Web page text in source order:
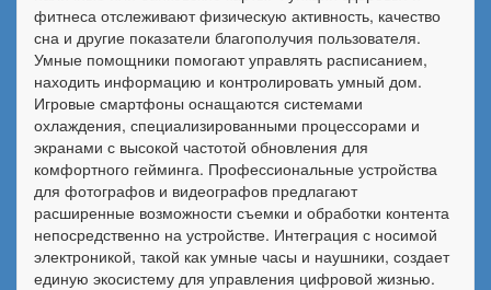
фитнеса отслеживают физическую активность, качество
сна и другие показатели благополучия пользователя.
Умные помощники помогают управлять расписанием,
находить информацию и контролировать умный дом.
Игровые смартфоны оснащаются системами
охлаждения, специализированными процессорами и
экранами с высокой частотой обновления для
комфортного гейминга. Профессиональные устройства
для фотографов и видеографов предлагают
расширенные возможности съемки и обработки контента
непосредственно на устройстве. Интеграция с носимой
электроникой, такой как умные часы и наушники, создает
единую экосистему для управления цифровой жизнью.